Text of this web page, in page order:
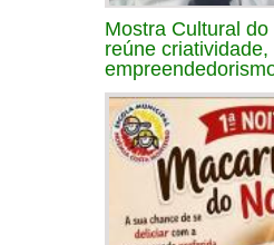
Mostra Cultural
reúne criatividade,